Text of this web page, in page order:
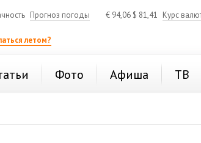
Прогноз погоды € 94,06 $ 81,41 Курс
летом?
Фото Афиша ТВ